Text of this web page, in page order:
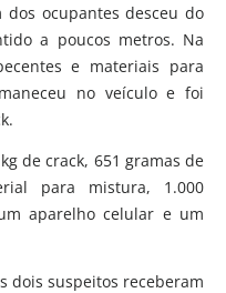
ocupantes desceu do
a poucos metros. Na
e materiais para
no veículo e foi
de crack, 651 gramas de
para mistura, 1.000
aparelho celular e um
dois suspeitos receberam